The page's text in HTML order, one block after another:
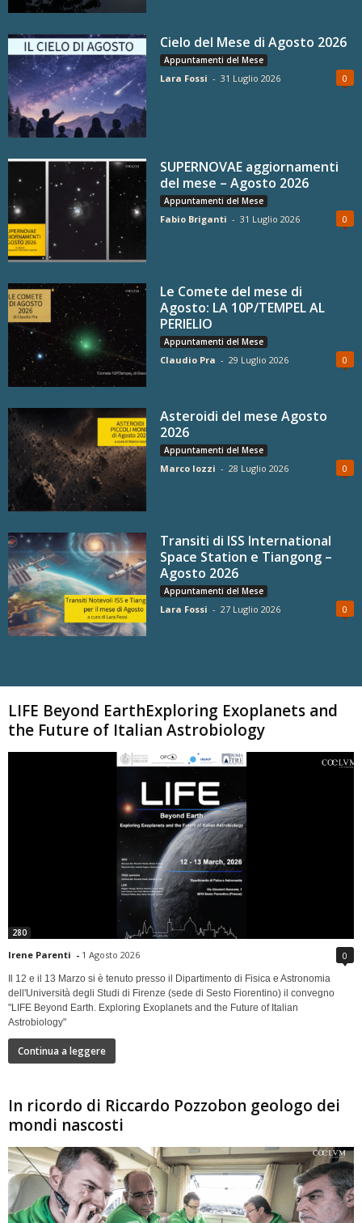
Cielo del Mese di Agosto 2026
Appuntamenti del Mese
Lara Fossi - 31 Luglio 2026 0
SUPERNOVAE aggiornamenti
del mese – Agosto 2026
Appuntamenti del Mese
Fabio Briganti - 31 Luglio 2026 0
Le Comete del mese di
Agosto: LA 10P/TEMPEL AL
PERIELIO
Appuntamenti del Mese
Claudio Pra - 29 Luglio 2026 0
Asteroidi del mese Agosto
2026
Appuntamenti del Mese
Marco Iozzi - 28 Luglio 2026 0
Transiti di ISS International
Space Station e Tiangong –
Agosto 2026
Appuntamenti del Mese
Lara Fossi - 27 Luglio 2026 0
LIFE Beyond EarthExploring Exoplanets and
the Future of Italian Astrobiology
280
Irene Parenti - 1 Agosto 2026 0
Il 12 e il 13 Marzo si è tenuto presso il Dipartimento di Fisica e Astronomia
dell'Università degli Studi di Firenze (sede di Sesto Fiorentino) il convegno
"LIFE Beyond Earth. Exploring Exoplanets and the Future of Italian
Astrobiology"
Continua a leggere
In ricordo di Riccardo Pozzobon geologo dei
mondi nascosti